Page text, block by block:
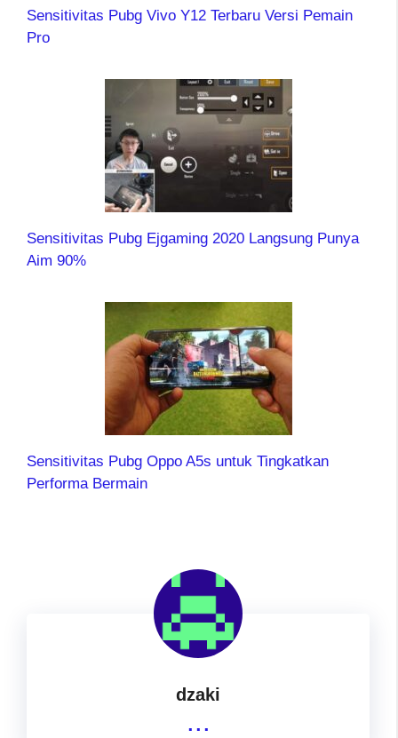
Sensitivitas Pubg Vivo Y12 Terbaru Versi Pemain
Pro
Sensitivitas Pubg Ejgaming 2020 Langsung Punya
Aim 90%
Sensitivitas Pubg Oppo A5s untuk Tingkatkan
Performa Bermain
dzaki
...